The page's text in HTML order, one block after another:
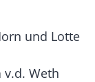
und Lotte
v.d. Weth